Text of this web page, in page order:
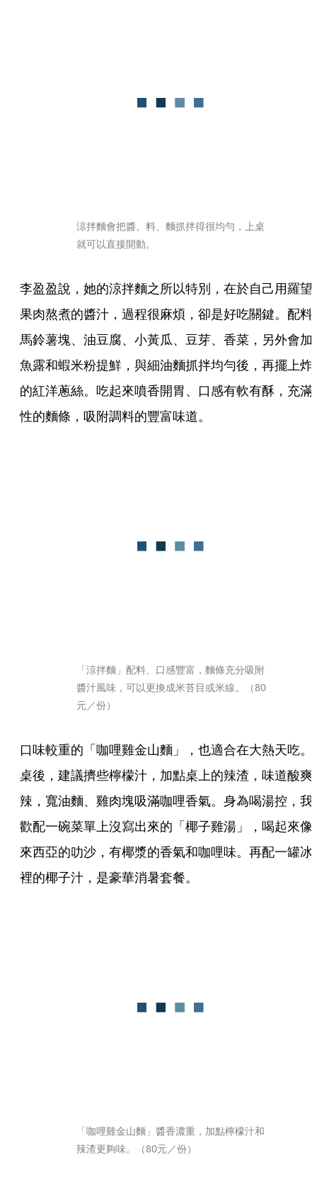
涼拌麵會把醬、料、麵抓拌得很均勻，上桌
就可以直接開動。
李盈盈說，她的涼拌麵之所以特別，在於自己用羅望
果肉熬煮的醬汁，過程很麻煩，卻是好吃關鍵。配料
馬鈴薯塊、油豆腐、小黃瓜、豆芽、香菜，另外會加
魚露和蝦米粉提鮮，與細油麵抓拌均勻後，再擺上炸
的紅洋蔥絲。吃起來噴香開胃、口感有軟有酥，充滿
性的麵條，吸附調料的豐富味道。
「涼拌麵」配料、口感豐富，麵條充分吸附
醬汁風味，可以更換成米苔目或米線。（80
元／份）
口味較重的「咖哩雞金山麵」，也適合在大熱天吃。
桌後，建議擠些檸檬汁，加點桌上的辣渣，味道酸爽
辣，寬油麵、雞肉塊吸滿咖哩香氣。身為喝湯控，我
歡配一碗菜單上沒寫出來的「椰子雞湯」，喝起來像
來西亞的叻沙，有椰漿的香氣和咖哩味。再配一罐冰
裡的椰子汁，是豪華消暑套餐。
「咖哩雞金山麵」醬香濃重，加點檸檬汁和
辣渣更夠味。（80元／份）